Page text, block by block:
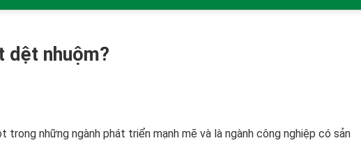
dệt nhuộm?
trong những ngành phát triển mạnh mẽ và là ngành công nghiệp có sản